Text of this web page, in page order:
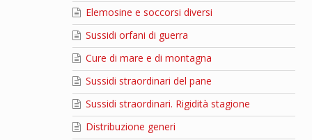
Elemosine e soccorsi diversi
Sussidi orfani di guerra
Cure di mare e di montagna
Sussidi straordinari del pane
Sussidi straordinari. Rigidità stagione
Distribuzione generi